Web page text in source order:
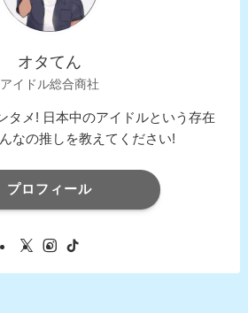
オタてん
アイドル総合商社
タメ! 日本中のアイドルという存在
なの推しを教えてください!
プロフィール